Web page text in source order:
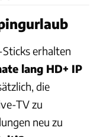
erhalten
lang HD+ IP
die
TV zu
neu zu